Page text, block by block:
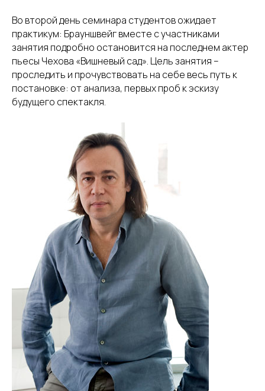
Во второй день семинара студентов ожидает
практикум: Брауншвейг вместе с участниками
занятия подробно остановится на последнем актер
пьесы Чехова «Вишневый сад». Цель занятия –
проследить и прочувствовать на себе весь путь к
постановке: от анализа, первых проб к эскизу
будущего спектакля.